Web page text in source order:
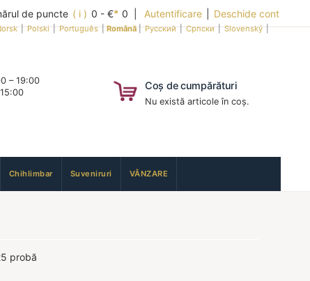
de puncte ( i ) 0 - €* 0 | Autentificare Deschide cont
|Polski|Português|Română|Русский|Српски|Slovenský|
– 19:00
Coș de cumpărături
Nu există articole în coș.
Chihlimbar Suveniruri VÂNZARE
probă